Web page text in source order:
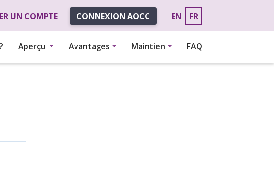
UN COMPTE CONNEXION AOCC EN FR
Aperçu Avantages Maintien FAQ